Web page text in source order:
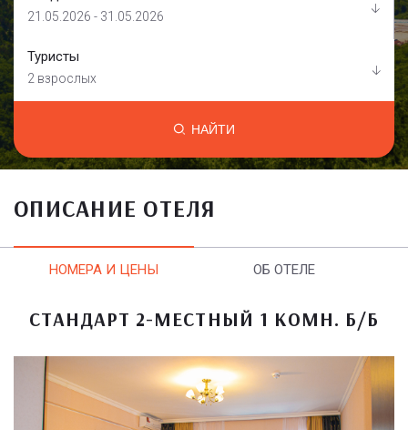
21.05.2026 - 31.05.2026
Туристы
2 взрослых
НАЙТИ
ОПИСАНИЕ ОТЕЛЯ
НОМЕРА И ЦЕНЫ ОБ ОТЕЛЕ
СТАНДАРТ 2-МЕСТНЫЙ 1 КОМН. Б/Б